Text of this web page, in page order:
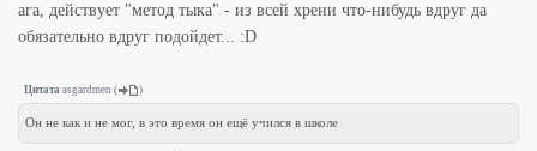
ага, действует "метод тыка" - из всей хрени что-нибудь вдруг да
обязательно вдруг подойдет... :D
Цитата asgardmen ( )
Он не как и не мог, в это время он ещё учился в школе